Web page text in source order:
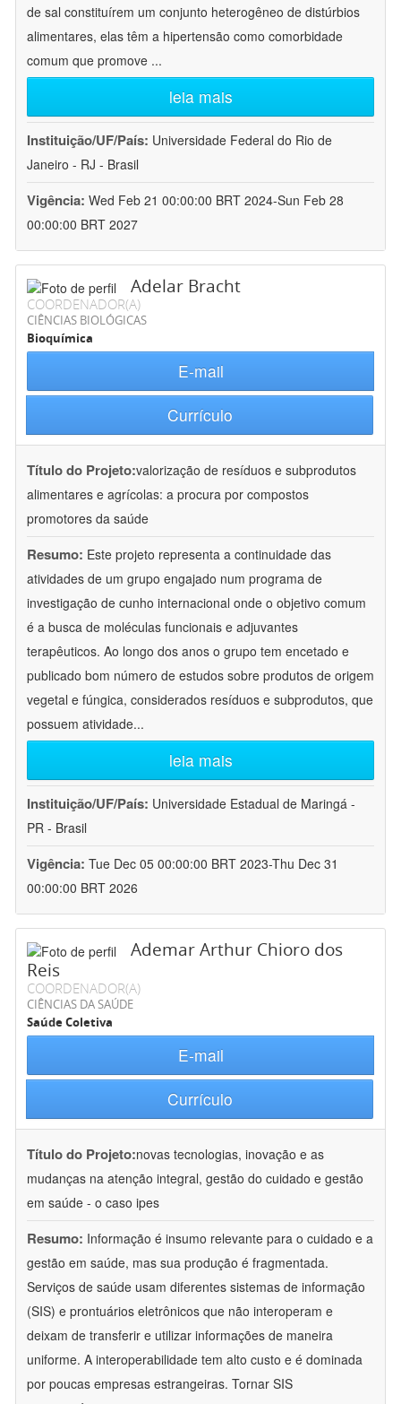
de sal constituírem um conjunto heterogêneo de distúrbios
alimentares, elas têm a hipertensão como comorbidade
comum que promove ...
leia mais
Instituição/UF/País: Universidade Federal do Rio de
Janeiro - RJ - Brasil
Vigência: Wed Feb 21 00:00:00 BRT 2024-Sun Feb 28
00:00:00 BRT 2027
Adelar Bracht
COORDENADOR(A)
CIÊNCIAS BIOLÓGICAS
Bioquímica
E-mail
Currículo
Título do Projeto:valorização de resíduos e subprodutos
alimentares e agrícolas: a procura por compostos
promotores da saúde
Resumo: Este projeto representa a continuidade das
atividades de um grupo engajado num programa de
investigação de cunho internacional onde o objetivo comum
é a busca de moléculas funcionais e adjuvantes
terapêuticos. Ao longo dos anos o grupo tem encetado e
publicado bom número de estudos sobre produtos de origem
vegetal e fúngica, considerados resíduos e subprodutos, que
possuem atividade...
leia mais
Instituição/UF/País: Universidade Estadual de Maringá -
PR - Brasil
Vigência: Tue Dec 05 00:00:00 BRT 2023-Thu Dec 31
00:00:00 BRT 2026
Ademar Arthur Chioro dos
Reis
COORDENADOR(A)
CIÊNCIAS DA SAÚDE
Saúde Coletiva
E-mail
Currículo
Título do Projeto:novas tecnologias, inovação e as
mudanças na atenção integral, gestão do cuidado e gestão
em saúde - o caso ipes
Resumo: Informação é insumo relevante para o cuidado e a
gestão em saúde, mas sua produção é fragmentada.
Serviços de saúde usam diferentes sistemas de informação
(SIS) e prontuários eletrônicos que não interoperam e
deixam de transferir e utilizar informações de maneira
uniforme. A interoperabilidade tem alto custo e é dominada
por poucas empresas estrangeiras. Tornar SIS